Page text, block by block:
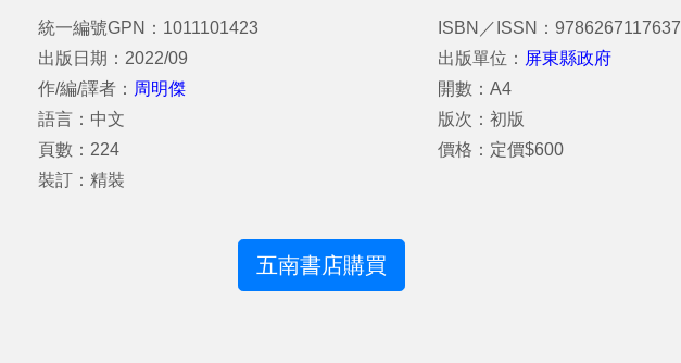
統一編號GPN：1011101423
出版日期：2022/09
作/編/譯者： 周明傑
語言：中文
頁數：224
裝訂：精裝
ISBN／ISSN：9786267117637
出版單位： 屏東縣政府
開數：A4
版次：初版
價格：定價$600
五南書店購買